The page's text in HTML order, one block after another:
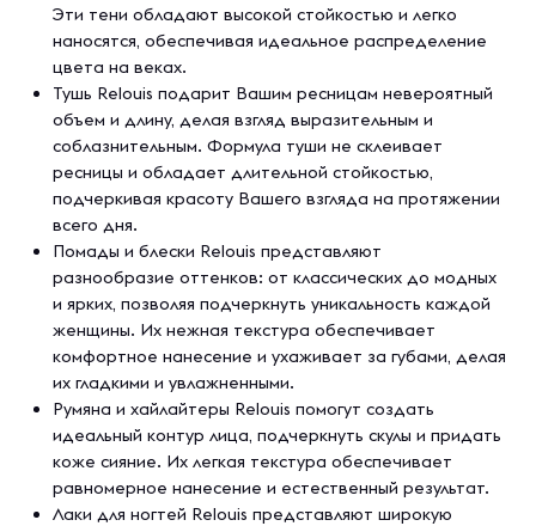
Эти тени обладают высокой стойкостью и легко
наносятся, обеспечивая идеальное распределение
цвета на веках.
Тушь Relouis подарит Вашим ресницам невероятный
объем и длину, делая взгляд выразительным и
соблазнительным. Формула туши не склеивает
ресницы и обладает длительной стойкостью,
подчеркивая красоту Вашего взгляда на протяжении
всего дня.
Помады и блески Relouis представляют
разнообразие оттенков: от классических до модных
и ярких, позволяя подчеркнуть уникальность каждой
женщины. Их нежная текстура обеспечивает
комфортное нанесение и ухаживает за губами, делая
их гладкими и увлажненными.
Румяна и хайлайтеры Relouis помогут создать
идеальный контур лица, подчеркнуть скулы и придать
коже сияние. Их легкая текстура обеспечивает
равномерное нанесение и естественный результат.
Лаки для ногтей Relouis представляют широкую